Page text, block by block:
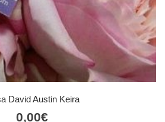
David Austin Keira
0,00€